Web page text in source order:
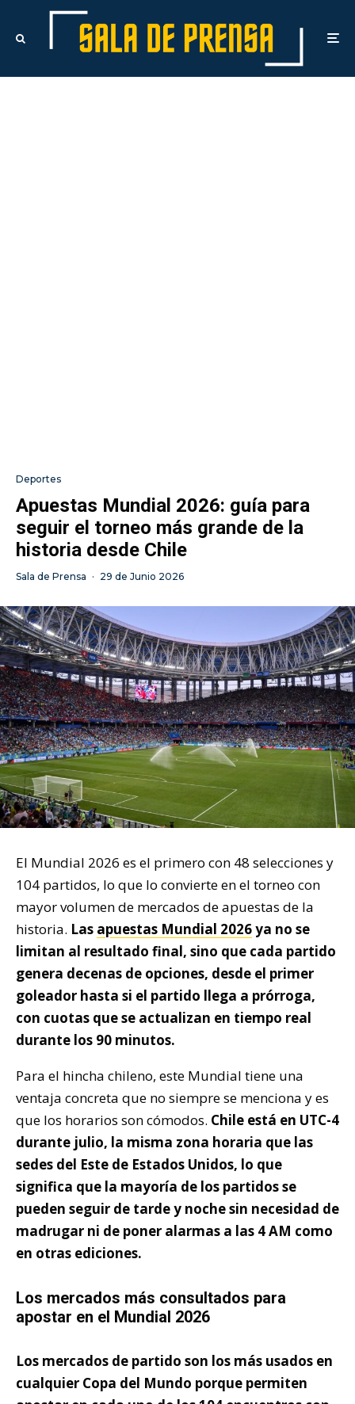
Deportes
Apuestas Mundial 2026: guía para
seguir el torneo más grande de la
historia desde Chile
Sala de Prensa · 29 de Junio 2026
El Mundial 2026 es el primero con 48 selecciones y
104 partidos, lo que lo convierte en el torneo con
mayor volumen de mercados de apuestas de la
historia. Las apuestas Mundial 2026ya no se
limitan al resultado final, sino que cada partido
genera decenas de opciones, desde el primer
goleador hasta si el partido llega a prórroga,
con cuotas que se actualizan en tiempo real
durante los 90 minutos.
Para el hincha chileno, este Mundial tiene una
ventaja concreta que no siempre se menciona y es
que los horarios son cómodos. Chile está en UTC-4
durante julio, la misma zona horaria que las
sedes del Este de Estados Unidos, lo que
significa que la mayoría de los partidos se
pueden seguir de tarde y noche sin necesidad de
madrugar ni de poner alarmas a las 4 AM como
en otras ediciones.
Los mercados más consultados para
apostar en el Mundial 2026
Los mercados de partido son los más usados en
cualquier Copa del Mundo porque permiten